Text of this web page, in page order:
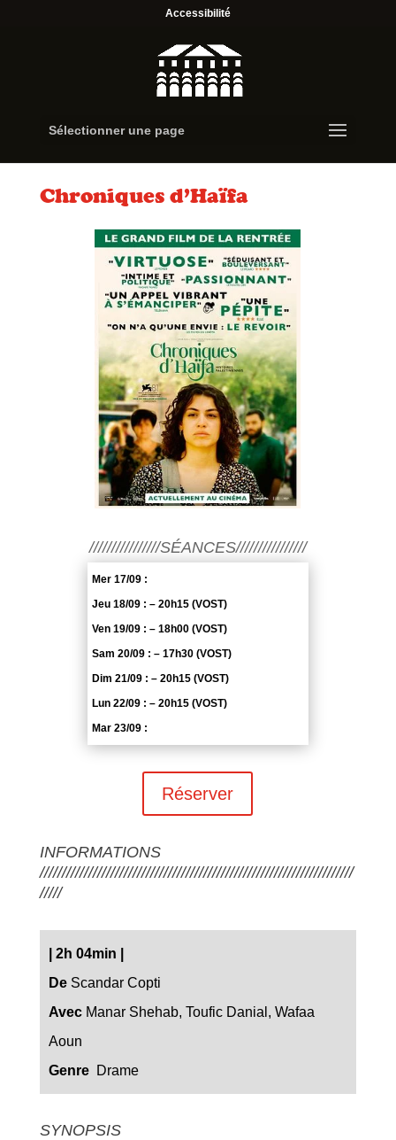
Accessibilité
Sélectionner une page
Chroniques d’Haïfa
////////////////SÉANCES////////////////
Mer 17/09 :
Jeu 18/09 : – 20h15 (VOST)
Ven 19/09 : – 18h00 (VOST)
Sam 20/09 : – 17h30 (VOST)
Dim 21/09 : – 20h15 (VOST)
Lun 22/09 : – 20h15 (VOST)
Mar 23/09 :
Réserver
INFORMATIONS
///////////////////////////////////////////////////////////////////////
/////
2h 04min
DeScandar Copti
AvecManar Shehab, Toufic Danial, Wafaa
Aoun
GenreDrame
SYNOPSIS